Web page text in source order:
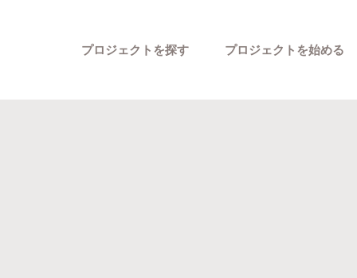
プロジェクトを探す プロジェクトを始める